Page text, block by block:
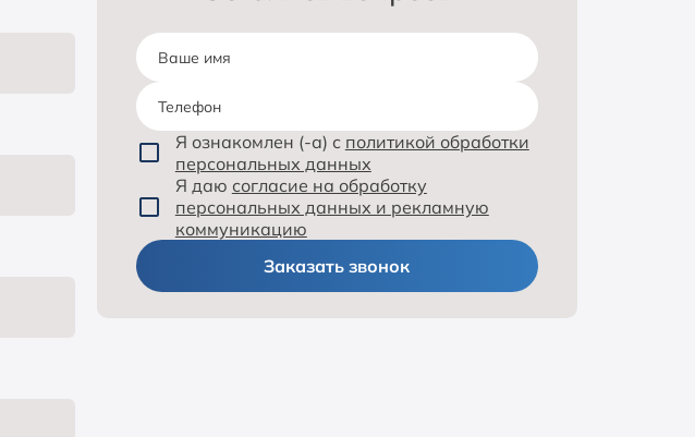
Ваше имя
Телефон
Я ознакомлен (-а) с политикой обработки
персональных данных
Я даю согласие на обработку
персональных данных и рекламную
коммуникацию
Заказать звонок